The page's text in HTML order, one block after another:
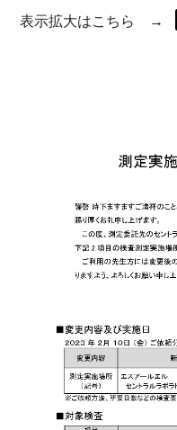
表示拡大はこちら →